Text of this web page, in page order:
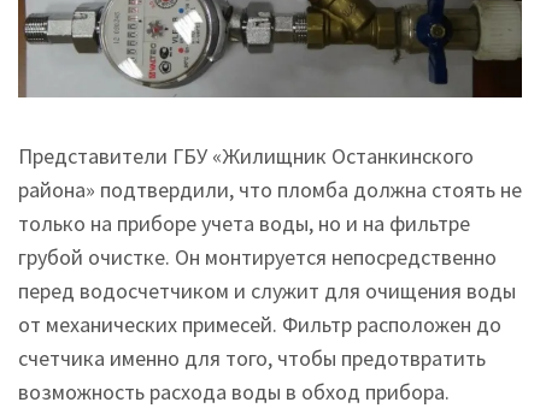
Представители ГБУ «Жилищник Останкинского
района» подтвердили, что пломба должна стоять не
только на приборе учета воды, но и на фильтре
грубой очистке. Он монтируется непосредственно
перед водосчетчиком и служит для очищения воды
от механических примесей. Фильтр расположен до
счетчика именно для того, чтобы предотвратить
возможность расхода воды в обход прибора.